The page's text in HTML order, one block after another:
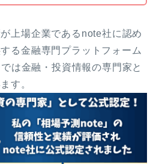
上場企業であるnote社に認め
る金融専門プラットフォーム
は金融・投資情報の専門家と
す。